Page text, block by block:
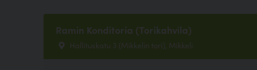
Ramin Konditoria (Torikahvila)
Hallituskatu 3 (Mikkelin tori), Mikkeli